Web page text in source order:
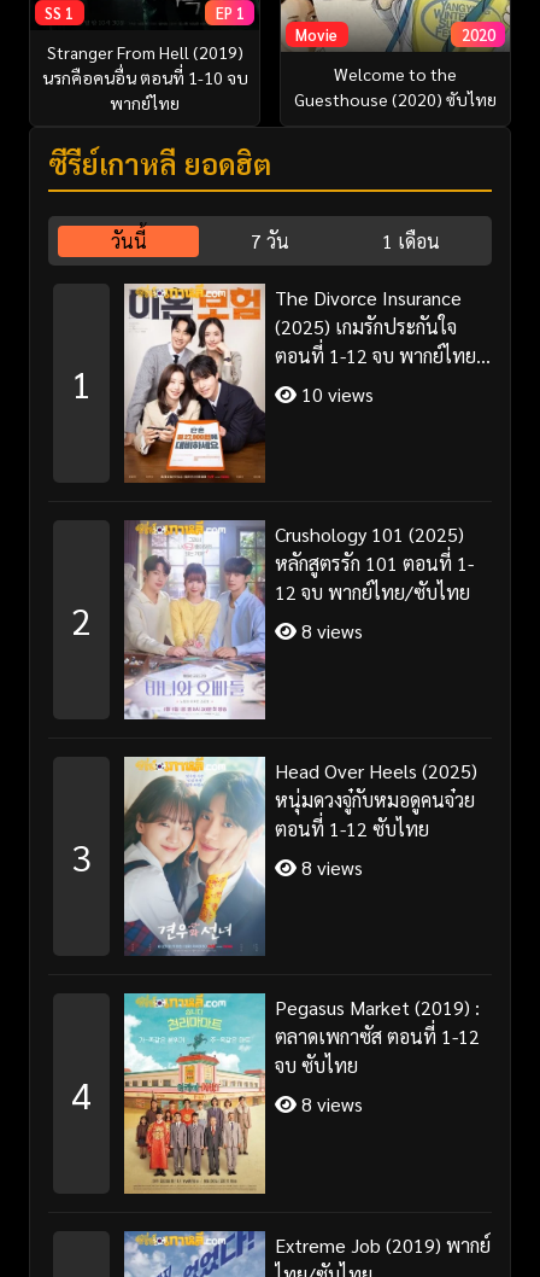
SS 1 EP 1
Stranger From Hell (2019)
นรกคือคนอื่น ตอนที่ 1-10 จบ
พากย์ไทย
Movie 2020
Welcome to the
Guesthouse (2020) ซับไทย
ซีรี่ย์เกาหลี ยอดฮิต
วันนี้ 7 วัน 1 เดือน
1
The Divorce Insurance
(2025) เกมรักประกันใจ
ตอนที่ 1-12 จบ พากย์ไทย
ซับไทย
10 views
2
Crushology 101 (2025)
หลักสูตรรัก 101 ตอนที่ 1-
12 จบ พากย์ไทย/ซับไทย
8 views
3
Head Over Heels (2025)
หนุ่มดวงจู๋กับหมอดูคนจ๋วย
ตอนที่ 1-12 ซับไทย
8 views
4
Pegasus Market (2019) :
ตลาดเพกาซัส ตอนที่ 1-12
จบ ซับไทย
8 views
Extreme Job (2019) พากย์